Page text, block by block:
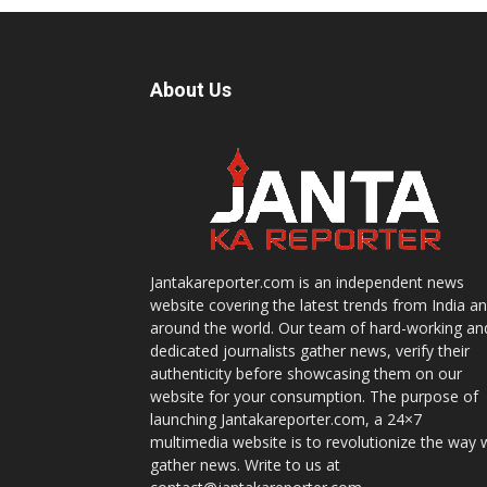
About Us
Jantakareporter.com is an independent news
website covering the latest trends from India
around the world. Our team of hard-working
dedicated journalists gather news, verify their
authenticity before showcasing them on our
website for your consumption. The purpose of
launching Jantakareporter.com, a 24×7
multimedia website is to revolutionize the way
gather news. Write to us at